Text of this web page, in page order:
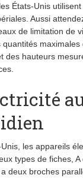
États-Unis
Aussi
de limitation de
quantités maximales
des hauteurs
les appareils
types de fiches,
deux broches